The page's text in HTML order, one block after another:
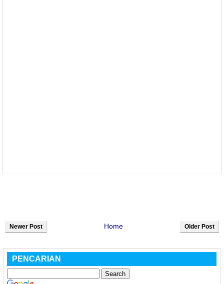
Newer Post Older Post
Home
PENCARIAN